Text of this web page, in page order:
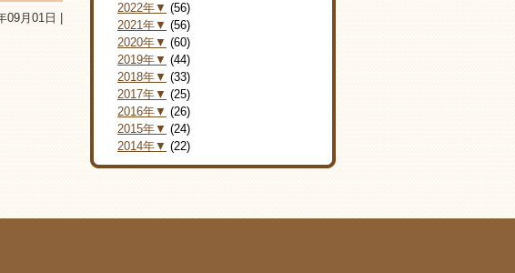
09月01日 |
2022年▼ (56)
2021年▼ (56)
2020年▼ (60)
2019年▼ (44)
2018年▼ (33)
2017年▼ (25)
2016年▼ (26)
2015年▼ (24)
2014年▼ (22)